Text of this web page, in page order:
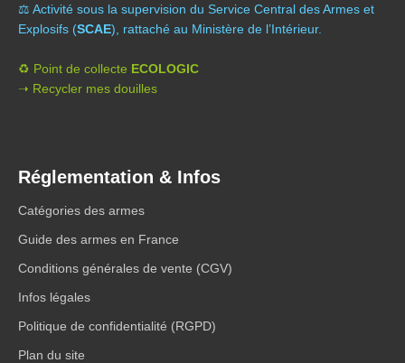
⚖️ Activité sous la supervision du Service Central des Armes et
Explosifs (SCAE), rattaché au Ministère de l’Intérieur.
♻️ Point de collecte ECOLOGIC
➝ Recycler mes douilles
Réglementation & Infos
Catégories des armes
Guide des armes en France
Conditions générales de vente (CGV)
Infos légales
Politique de confidentialité (RGPD)
Plan du site